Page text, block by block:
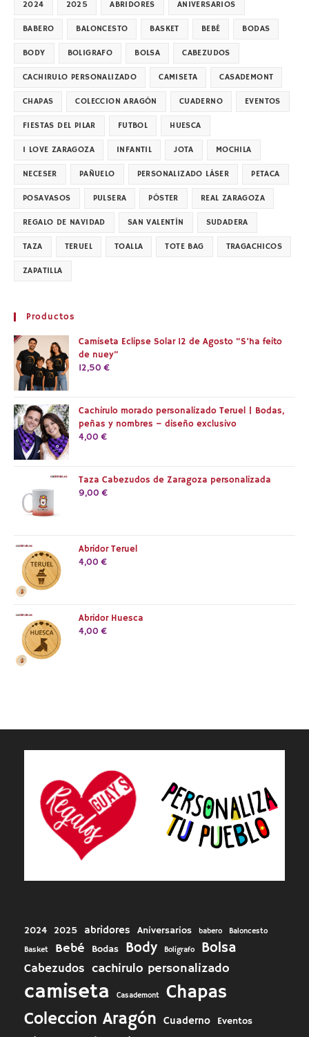
2024 2025 ABRIDORES ANIVERSARIOS
BABERO BALONCESTO BASKET BEBÉ BODAS
BODY BOLIGRAFO BOLSA CABEZUDOS
CACHIRULO PERSONALIZADO CAMISETA CASADEMONT
CHAPAS COLECCION ARAGÓN CUADERNO EVENTOS
FIESTAS DEL PILAR FUTBOL HUESCA
I LOVE ZARAGOZA INFANTIL JOTA MOCHILA
NECESER PAÑUELO PERSONALIZADO LÁSER PETACA
POSAVASOS PULSERA PÓSTER REAL ZARAGOZA
REGALO DE NAVIDAD SAN VALENTÍN SUDADERA
TAZA TERUEL TOALLA TOTE BAG TRAGACHICOS
ZAPATILLA
Productos
Camiseta Eclipse Solar 12 de Agosto “S’ha feito
de nuey”
12,50 €
Cachirulo morado personalizado Teruel | Bodas,
peñas y nombres – diseño exclusivo
4,00 €
Taza Cabezudos de Zaragoza personalizada
9,00 €
Abridor Teruel
4,00 €
Abridor Huesca
4,00 €
2024 2025 abridores Aniversarios babero
Baloncesto
Basket
Bebé Bodas Body Boligrafo Bolsa
Cabezudos cachirulo personalizado
camiseta Casademont Chapas
Coleccion Aragón Cuaderno Eventos